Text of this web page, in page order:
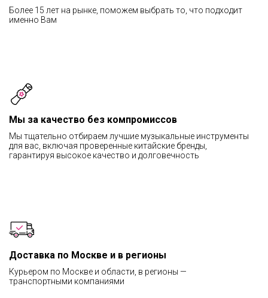
Более 15 лет на рынке, поможем выбрать то, что подходит
именно Вам
Мы за качество без компромиссов
Мы тщательно отбираем лучшие музыкальные инструменты
для вас, включая проверенные китайские бренды,
гарантируя высокое качество и долговечность
Доставка по Москве и в регионы
Курьером по Москве и области, в регионы —
транспортными компаниями